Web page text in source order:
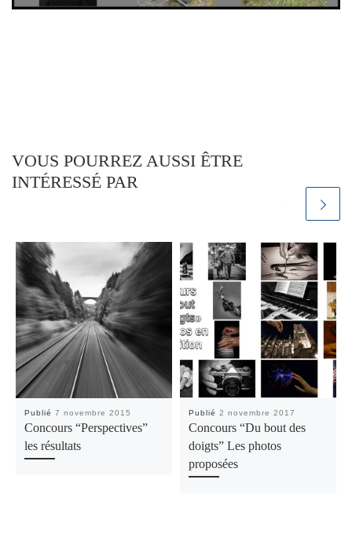
VOUS POURREZ AUSSI ÊTRE
INTÉRESSÉ PAR
Publié7 novembre 2015
Concours “Perspectives”
les résultats
Publié2 novembre 2017
Concours “Du bout des
doigts” Les photos
proposées